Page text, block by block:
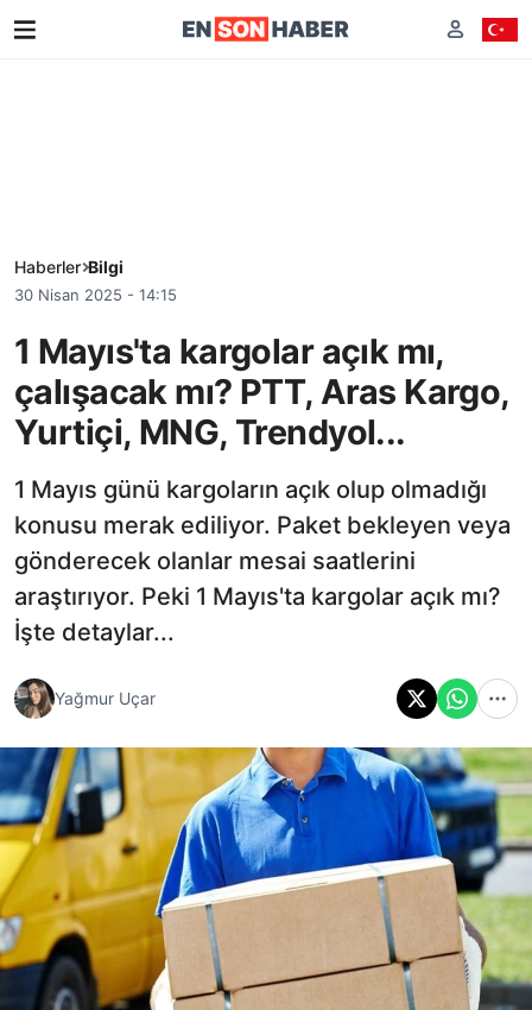
Haberler Bilgi
30 Nisan 2025 - 14:15
1 Mayıs'ta kargolar açık mı,
çalışacak mı? PTT, Aras Kargo,
Yurtiçi, MNG, Trendyol...
1 Mayıs günü kargoların açık olup olmadığı
konusu merak ediliyor. Paket bekleyen veya
gönderecek olanlar mesai saatlerini
araştırıyor. Peki 1 Mayıs'ta kargolar açık mı?
İşte detaylar...
Yağmur Uçar